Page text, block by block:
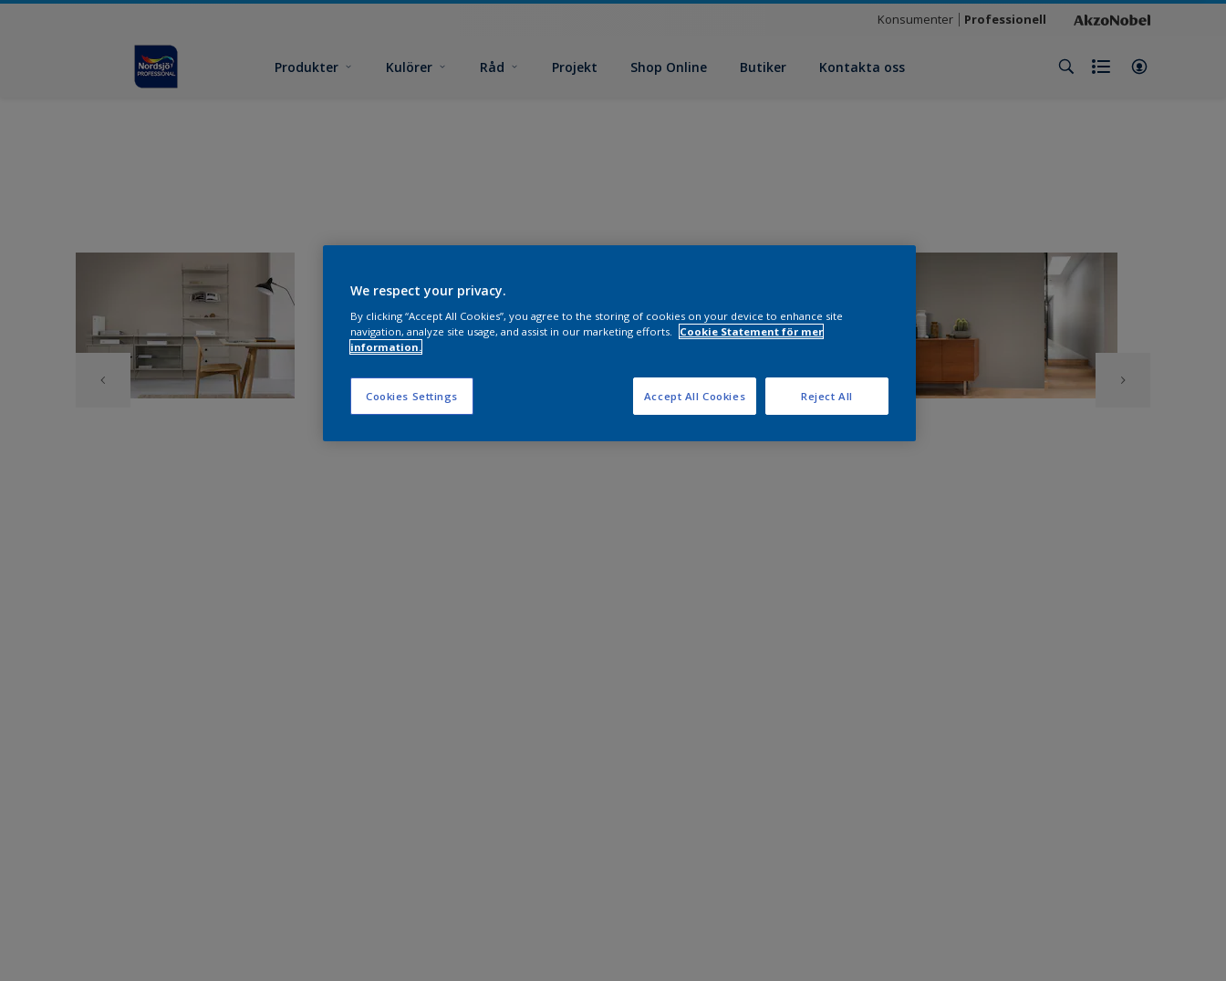
Konsumenter Professionell
Produkter Kulörer Råd Projekt Shop Online Butiker Kontakta oss
We respect your privacy.
By clicking “Accept All Cookies”, you agree to the storing of cookies on your device to enhance site
navigation, analyze site usage, and assist in our marketing efforts.
Cookie Statement för mer
information.
Cookies Settings Reject All
Accept All Cookies